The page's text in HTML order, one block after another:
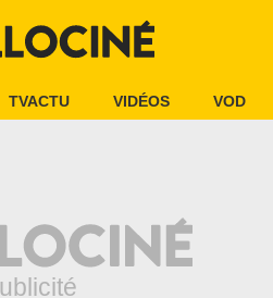
TVACTU VIDÉOS VOD